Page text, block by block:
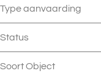
Type aanvaarding
Status
Soort Object